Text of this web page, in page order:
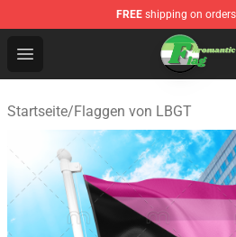
FREE shipping on
Open menu
Aromantic Flag Shop - The
Startseite/Flaggen von LBGT